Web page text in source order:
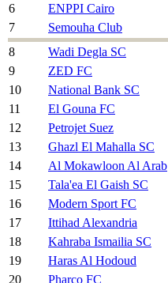
6
ENPPI Cairo
7
Semouha Club
8
Wadi Degla SC
9
ZED FC
10
National Bank SC
11
El Gouna FC
12
Petrojet Suez
13
Ghazl El Mahalla SC
14
Al Mokawloon Al Arab
15
Tala'ea El Gaish SC
16
Modern Sport FC
17
Ittihad Alexandria
18
Kahraba Ismailia SC
19
Haras Al Hodoud
20
Pharco FC